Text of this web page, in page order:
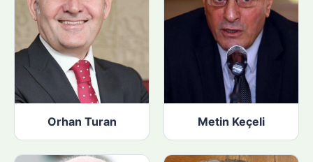
Orhan Turan Metin Keçeli